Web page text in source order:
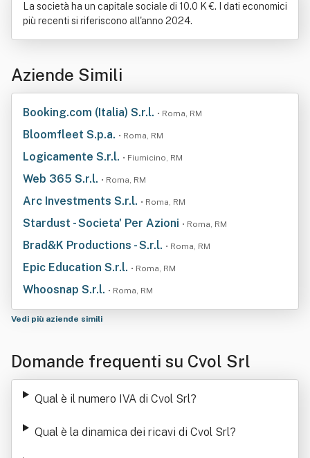
La società ha un capitale sociale di 10.0 K €. I dati economici
più recenti si riferiscono all'anno 2024.
Aziende Simili
Booking.com (Italia) S.r.l. • Roma, RM
Bloomfleet S.p.a. • Roma, RM
Logicamente S.r.l. • Fiumicino, RM
Web 365 S.r.l. • Roma, RM
Arc Investments S.r.l. • Roma, RM
Stardust - Societa' Per Azioni • Roma, RM
Brad&K Productions - S.r.l. • Roma, RM
Epic Education S.r.l. • Roma, RM
Whoosnap S.r.l. • Roma, RM
Vedi più aziende simili
Domande frequenti su Cvol Srl
Qual è il numero IVA di Cvol Srl?
Qual è la dinamica dei ricavi di Cvol Srl?